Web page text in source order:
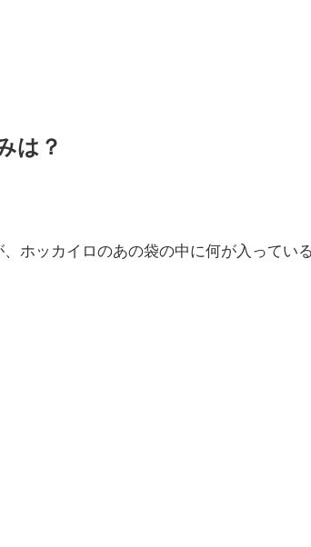
は？
ホッカイロのあの袋の中に何が入ってい